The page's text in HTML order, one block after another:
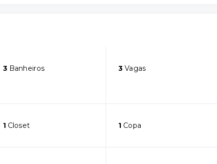
3Banheiros 3 Vagas
1Closet 1 Copa